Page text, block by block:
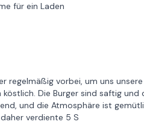
für ein Laden
regelmäßig vorbei, um uns
Die Burger sind saftig und
und die Atmosphäre ist
verdiente 5 S